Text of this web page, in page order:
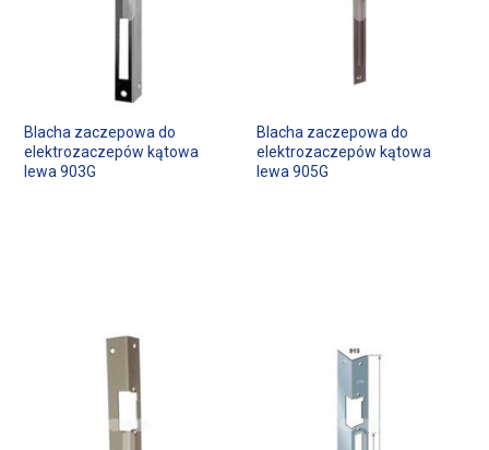
Blacha zaczepowa do
elektrozaczepów kątowa
lewa 903G
Blacha zaczepowa do
elektrozaczepów kątowa
lewa 905G